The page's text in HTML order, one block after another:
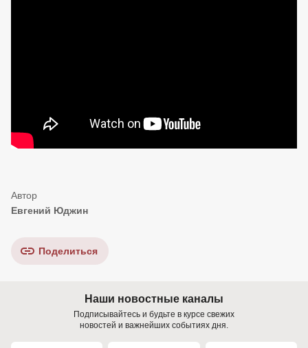
Евгений Юджин
Поделиться
Наши новостные каналы
Подписывайтесь и будьте в курсе свежих
новостей и важнейших событиях дня.